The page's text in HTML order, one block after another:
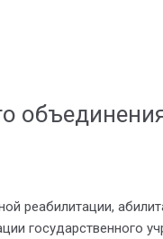
реабилитации,
государственного